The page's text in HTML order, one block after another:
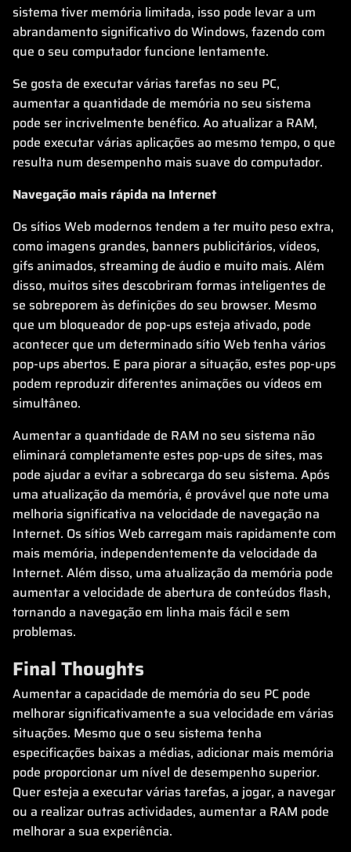
sistema tiver memória limitada, isso pode levar a um
abrandamento significativo do Windows, fazendo com
que o seu computador funcione lentamente.
Se gosta de executar várias tarefas no seu PC,
aumentar a quantidade de memória no seu sistema
pode ser incrivelmente benéfico. Ao atualizar a RAM,
pode executar várias aplicações ao mesmo tempo, o que
resulta num desempenho mais suave do computador.
Navegação mais rápida na Internet
Os sítios Web modernos tendem a ter muito peso extra,
como imagens grandes, banners publicitários, vídeos,
gifs animados, streaming de áudio e muito mais. Além
disso, muitos sites descobriram formas inteligentes de
se sobreporem às definições do seu browser. Mesmo
que um bloqueador de pop-ups esteja ativado, pode
acontecer que um determinado sítio Web tenha vários
pop-ups abertos. E para piorar a situação, estes pop-ups
podem reproduzir diferentes animações ou vídeos em
simultâneo.
Aumentar a quantidade de RAM no seu sistema não
eliminará completamente estes pop-ups de sites, mas
pode ajudar a evitar a sobrecarga do seu sistema. Após
uma atualização da memória, é provável que note uma
melhoria significativa na velocidade de navegação na
Internet. Os sítios Web carregam mais rapidamente com
mais memória, independentemente da velocidade da
Internet. Além disso, uma atualização da memória pode
aumentar a velocidade de abertura de conteúdos flash,
tornando a navegação em linha mais fácil e sem
problemas.
Final Thoughts
Aumentar a capacidade de memória do seu PC pode
melhorar significativamente a sua velocidade em várias
situações. Mesmo que o seu sistema tenha
especificações baixas a médias, adicionar mais memória
pode proporcionar um nível de desempenho superior.
Quer esteja a executar várias tarefas, a jogar, a navegar
ou a realizar outras actividades, aumentar a RAM pode
melhorar a sua experiência.